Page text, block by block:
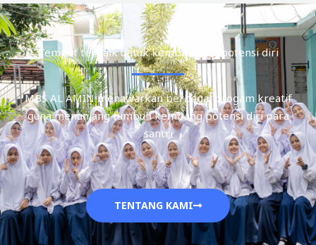
Tempat terbaik untuk kembangkan potensi diri
MBS AL AMIN menawarkan berbagai progam kreatif
guna menunjang tumbuh kembang potensi diri para
santri
TENTANG KAMI